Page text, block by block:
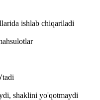
ishlab chiqariladi
shaklini yo'qotmaydi